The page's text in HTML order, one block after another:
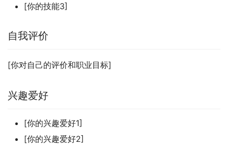
[你的技能3]
自我评价
[你对自己的评价和职业目标]
兴趣爱好
[你的兴趣爱好1]
[你的兴趣爱好2]